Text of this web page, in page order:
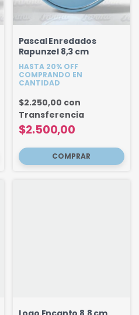
Pascal Enredados
Rapunzel 8,3 cm
HASTA 20% OFF
COMPRANDO EN
CANTIDAD
$2.500,00
$2.250,00 con
Transferencia